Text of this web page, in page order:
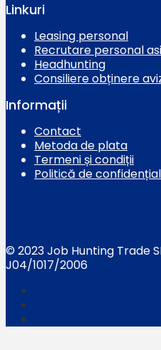
Linkuri
Leasing personal
Recrutare personal
Headhunting
Consiliere obținere
Informații
Contact
Metoda de plata
Termeni și condiții
Politică de
© 2023 Job Hunting Trade
J04/1017/2006